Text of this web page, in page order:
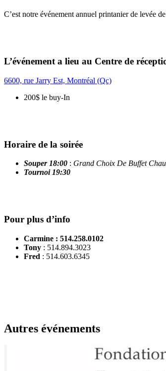
C’est notre événement annuel printanier de levée
L’événement a lieu au Centre de
6600, rue Jarry Est, Montréal (Qc)
200$ le buy-In
Horaire de la soirée
Souper 18:00 : Grand Choix De Buffet
Tournoi 19:30
Pour plus d’info
Carmine : 514.258.0102
Tony : 514.894.3023
Fred : 514.603.6345
Autres événements